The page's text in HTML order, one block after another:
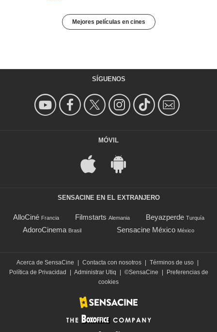
Mejores películas en cines
SÍGUENOS
MÓVIL
SENSACINE EN EL EXTRANJERO
AlloCiné Francia Filmstarts Alemania Beyazperde Turquía
AdoroCinema Brasil Sensacine México México
Acerca de SensaCine | Contacta con nosotros | Términos de uso |
Política de Privacidad
| Administrar Utiq | ©SensaCine |
Preferencias de
cookies